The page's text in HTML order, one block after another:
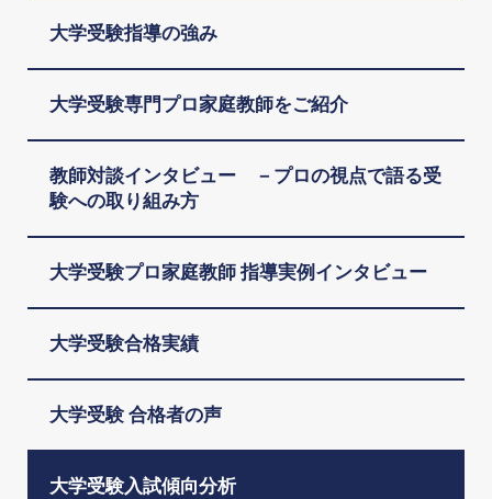
大学受験指導の強み
大学受験専門プロ家庭教師をご紹介
教師対談インタビュー －プロの視点で語る受
験への取り組み方
大学受験プロ家庭教師 指導実例インタビュー
大学受験合格実績
大学受験 合格者の声
大学受験入試傾向分析